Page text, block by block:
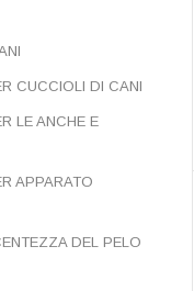
CUCCIOLI DI CANI
LE ANCHE E
APPARATO
DEL PELO